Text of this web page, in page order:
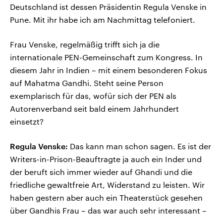
Deutschland ist dessen Präsidentin Regula Venske in
Pune. Mit ihr habe ich am Nachmittag telefoniert.
Frau Venske, regelmäßig trifft sich ja die
internationale PEN-Gemeinschaft zum Kongress. In
diesem Jahr in Indien – mit einem besonderen Fokus
auf Mahatma Gandhi. Steht seine Person
exemplarisch für das, wofür sich der PEN als
Autorenverband seit bald einem Jahrhundert
einsetzt?
Regula Venske: Das kann man schon sagen. Es ist der
Writers-in-Prison-Beauftragte ja auch ein Inder und
der beruft sich immer wieder auf Ghandi und die
friedliche gewaltfreie Art, Widerstand zu leisten. Wir
haben gestern aber auch ein Theaterstück gesehen
über Gandhis Frau – das war auch sehr interessant –